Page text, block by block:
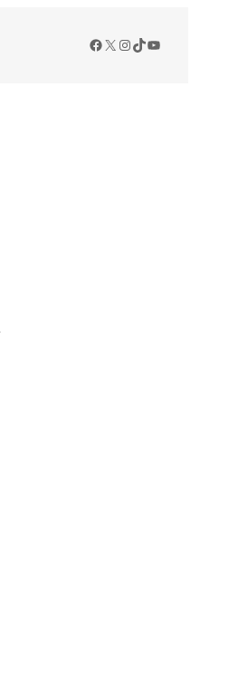
Facebook
X Instagram
TikTok
YouTube